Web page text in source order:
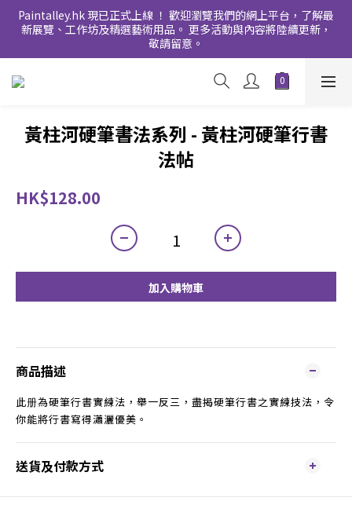
Paintalley.hk 現已正式上線 ！ 歡迎瀏覽我們的網上平台，了解最
新展覽、工作坊及精選藝術用品。 更多活動與內容將陸續更新，
敬請留意。
黃柱河硬筆書法系列 - 黃柱河硬筆行書
法帖
HK$128.00
加入購物車
商品描述
此册為硬筆行書實練法，舉一反三，盡揭硬筆行書之實練技法，令
你能將行書寫得瀟灑優美。
送貨及付款方式